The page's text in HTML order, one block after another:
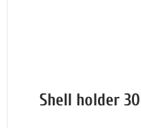
Shell holder